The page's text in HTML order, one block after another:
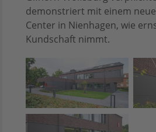
demonstriert mit einem
Center in Nienhagen, wie
Kundschaft nimmt.